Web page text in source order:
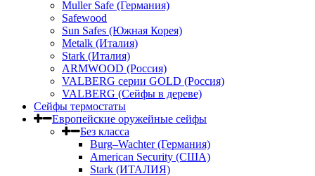
Muller Safe (Германия)
Safewood
Sun Safes (Южная Корея)
Metalk (Италия)
Stark (Италия)
ARMWOOD (Россия)
VALBERG серии GOLD (Россия)
VALBERG (Сейфы в дереве)
Сейфы термостаты
Европейские оружейные сейфы
Без класса
Burg–Wachter (Германия)
American Security (США)
Stark (ИТАЛИЯ)